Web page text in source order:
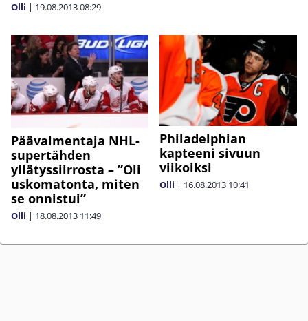
Olli | 19.08.201308:29
Päävalmentaja NHL-
supertähden
yllätyssiirrosta – ”Oli
uskomatonta, miten
se onnistui”
Olli | 18.08.2013 11:49
Philadelphian
kapteeni sivuun
viikoiksi
Olli | 16.08.2013 10:41